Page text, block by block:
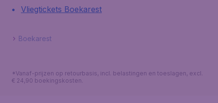
Vliegtickets Boekarest
Boekarest
*Vanaf-prijzen op retourbasis, incl. belastingen en toeslagen, excl.
€ 24,90 boekingskosten.